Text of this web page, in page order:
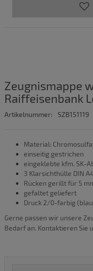
Zeugnismappe
Raiffeisenbank
Artikelnummer: SZB151119
Material:
einseitig gestrichen
eingeklebte kfm. SK-
3 Klarsichthülle DIN
Rücken gerillt für 5
gefaltet geliefert
Druck 2/0-farbig
Gerne passen wir unsere
Bedarf an. Kontaktieren Sie